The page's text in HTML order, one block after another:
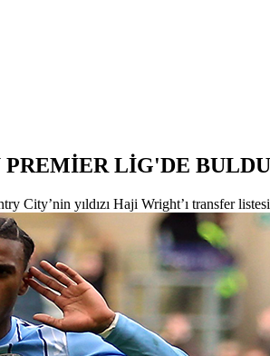
LİG'DE
City’nin yıldızı Haji Wright’ı transfer